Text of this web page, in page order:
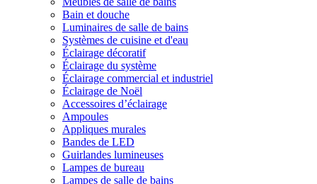
Bain et douche
Luminaires de salle de bains
Systèmes de cuisine et d'eau
Éclairage décoratif
Éclairage du système
Éclairage commercial et industriel
Éclairage de Noël
Accessoires d’éclairage
Ampoules
Appliques murales
Bandes de LED
Guirlandes lumineuses
Lampes de bureau
Lampes de salle de bains